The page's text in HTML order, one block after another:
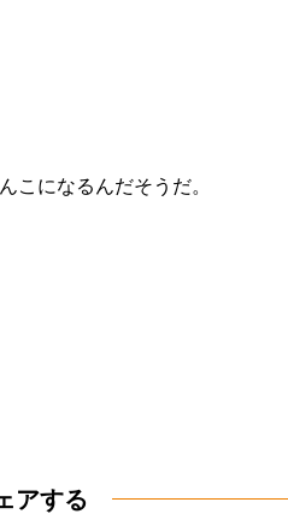
こになるんだそうだ。
アする